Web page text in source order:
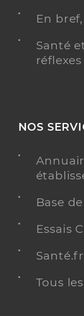
En
Santé
NOS
Base
Essais
Tous